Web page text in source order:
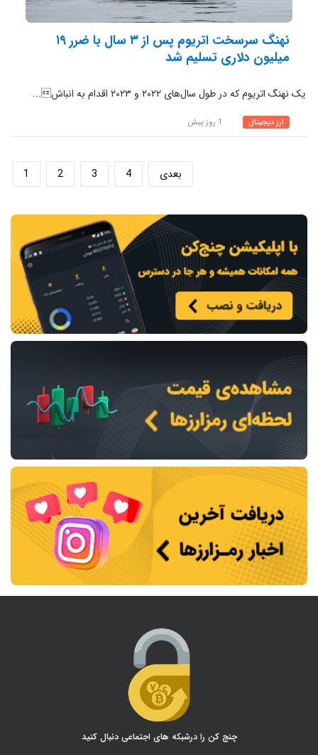
نهنگ سرسخت اتریوم پس از ۳ سال با ضرر ۱۹
میلیون دلاری تسلیم شد
یک نهنگ اتریوم که در طول سال‌های ۲۰۲۲ و ۲۰۲۳ اقدام به انباش...
ارز دیجیتال 1 روز پیش
1 2 3 4 بعدی
چنج کن را درشبکه های اجتماعی دنبال کنید